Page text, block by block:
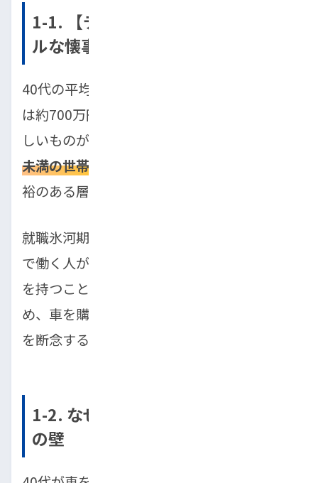
1-1. 【データで見る】40代のリア
ルな懐事情
40代の平均年収は約480万円前後で、貯金額
は約700万円と言われていますが、実情は厳
しいものがあります。実際には
未満の世帯が約30％
裕のある層ばかりではありません。
就職氷河期世代は特に非正規雇用や派遣など
で働く人が多く、安定した収入や十分な貯蓄
を持つことが難しくなっています。そのた
め、車を購入する経済的余裕が持てず、購入
を断念するケースも珍しくありません。
1-2. なぜ買えない？考えられる5つ
の壁